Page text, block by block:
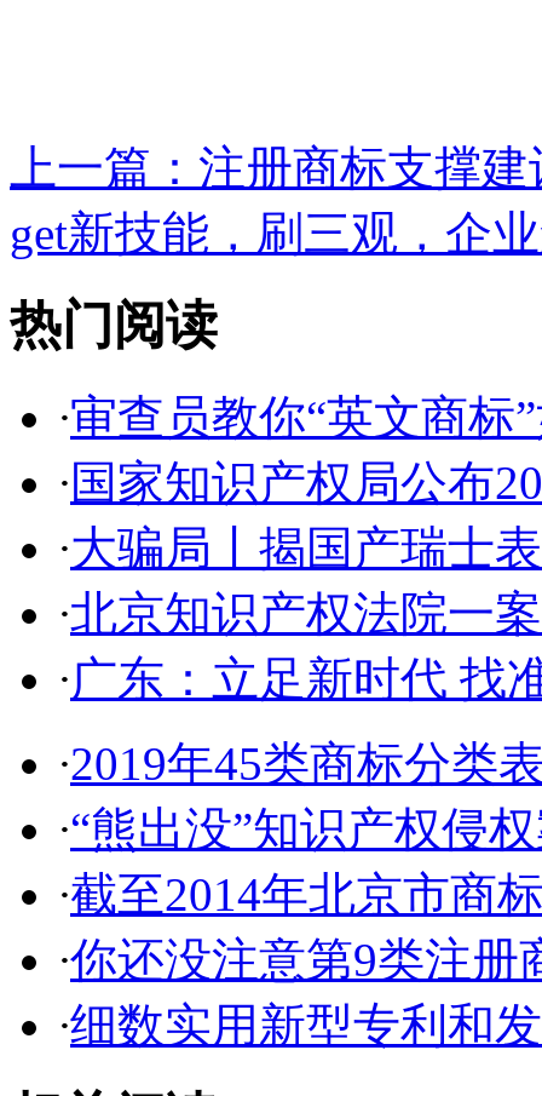
上一篇： 注册商标支撑
get新技能，刷三观，企
热门阅读
·审查员教你“英文商标
·国家知识产权局公布
·大骗局丨揭国产瑞士
·北京知识产权法院一
·广东：立足新时代 找
·2019年45类商标分类
·“熊出没”知识产权侵
·截至2014年北京市商
·你还没注意第9类注册
·细数实用新型专利和